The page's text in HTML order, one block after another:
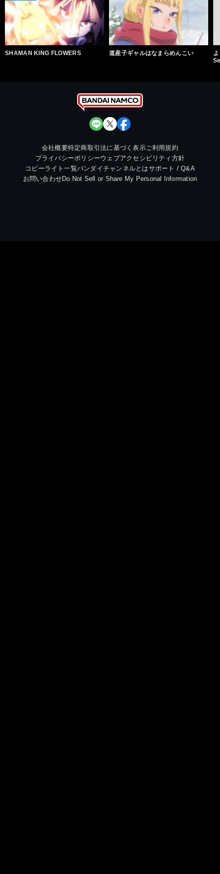
SHAMAN KING FLOWERS 道産子ギャルはなまらめんこい
会社概要特定商取引法に基づく表示ご利用規約
プライバシーポリシーウェブアクセシビリティ方針
コピーライト一覧バンダイチャンネルとはサポート / Q&A
お問い合わせDo Not Sell or Share My Personal Information